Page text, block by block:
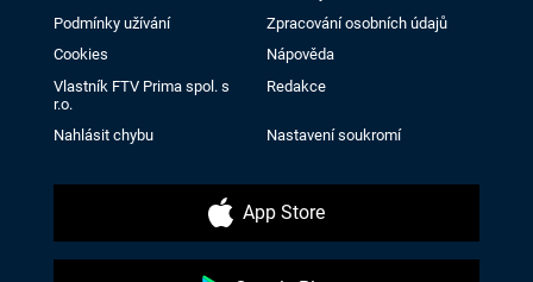
Podmínky užívání
Zpracování osobních údajů
Cookies
Nápověda
Vlastník FTV Prima spol. s
r.o.
Redakce
Nahlásit chybu Nastavení soukromí
App Store